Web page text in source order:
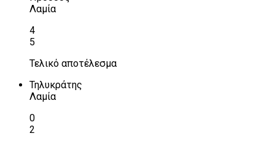
Λαμία
4
5
Τελικό αποτέλεσμα
Τηλυκράτης
Λαμία
0
2